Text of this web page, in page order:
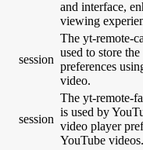
and interface,
viewing
session
The yt-remote-
used to store
preferences
video.
session
The yt-remote-
is used by
video player
YouTube videos.